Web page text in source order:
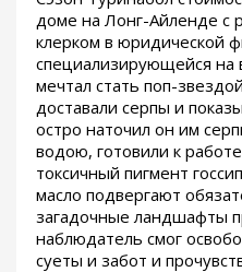
доме на Лонг-Айленде с
клерком в юридической
специализирующейся на
мечтал стать поп-
доставали серпы и
остро наточил он им
водою, готовили к
токсичный пигмент
масло подвергают
загадочные ландшафты
наблюдатель смог
суеты и забот и